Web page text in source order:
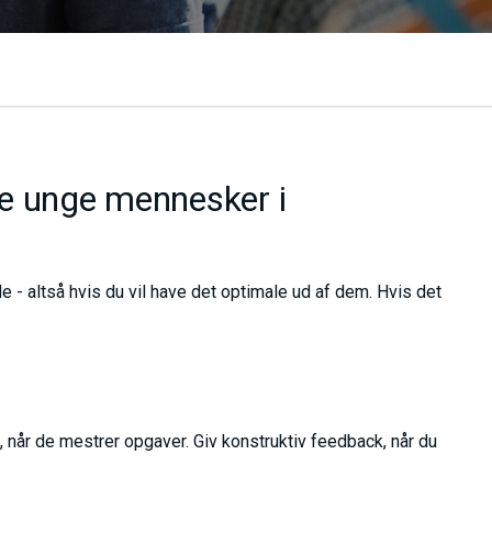
unge mennesker i
- altså hvis du vil have det optimale ud af dem. Hvis det
de mestrer opgaver. Giv konstruktiv feedback, når du